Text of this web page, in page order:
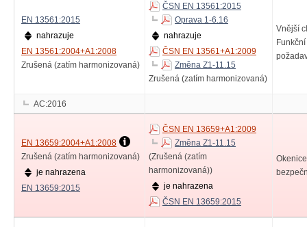
EN 13561:2015
nahrazuje
EN 13561:2004+A1:2008
Zrušená (zatím harmonizovaná)
ČSN EN 13561:2015
Oprava 1-6.16
nahrazuje
ČSN EN 13561+A1:2009
Změna Z1-11.15
Zrušená (zatím harmonizovaná)
Vnější
AC:2016
EN 13659:2004+A1:2008
Zrušená (zatím harmonizovaná)
je nahrazena
EN 13659:2015
ČSN EN 13659+A1:2009
Změna Z1-11.15
(Zrušená (zatím
harmonizovaná))
je nahrazena
ČSN EN 13659:2015